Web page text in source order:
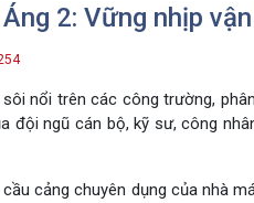
2: Vững nhịp
nổi trên các công trường,
đội ngũ cán bộ, kỹ sư, công
cảng chuyên dụng của nhà